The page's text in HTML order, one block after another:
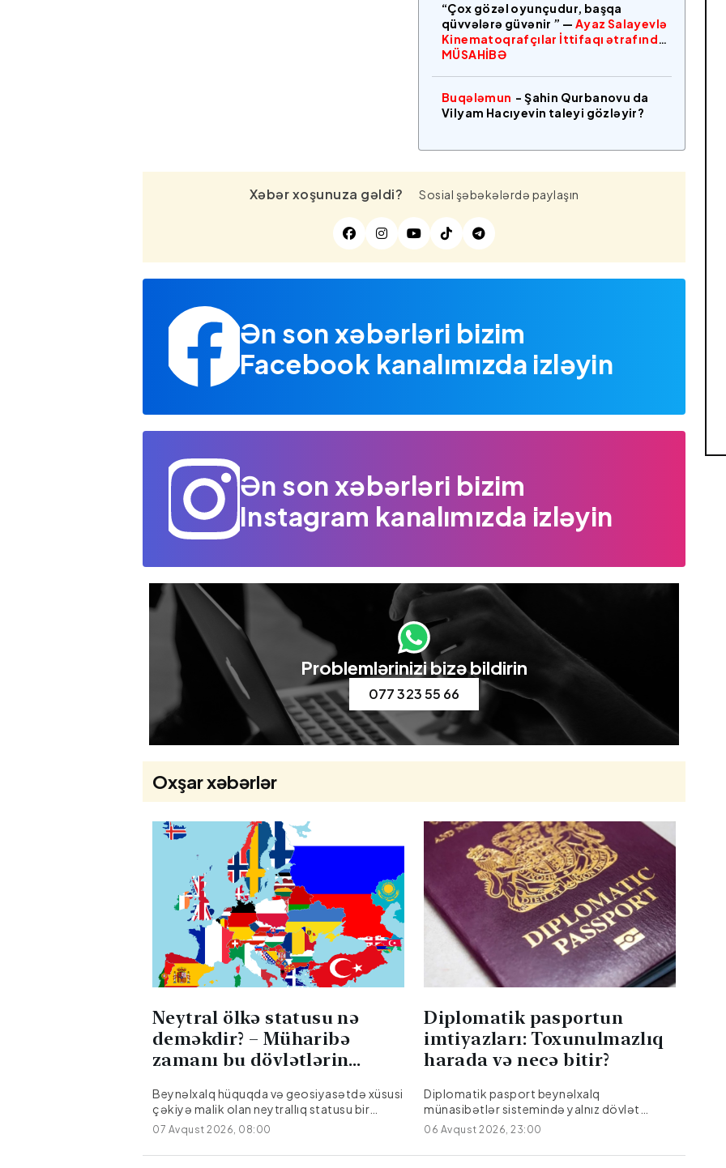
“Çox gözəl oyunçudur, başqa
qüvvələrə güvənir ” — Ayaz Salayevlə
Kinematoqrafçılar İttifaqı ətrafında
MÜSAHİBƏ
Buqələmun - Şahin Qurbanovu da
Vilyam Hacıyevin taleyi gözləyir?
Xəbər xoşunuza gəldi? Sosial şəbəkələrdə paylaşın
Ən son xəbərləri bizim
Facebook kanalımızda izləyin
Ən son xəbərləri bizim
Instagram kanalımızda izləyin
Problemlərinizi bizə bildirin
077 323 55 66
Oxşar xəbərlər
Neytral ölkə statusu nə
deməkdir? – Müharibə
zamanı bu dövlətlərin
Beynəlxalq hüquqda və geosiyasətdə xüsusi
çəkiyə malik olan neytrallıq statusu bir
dövlətin digər ölkələr arasında baş verən
silahlı münaqişələrdən kənarda qalmaq,
hərbi ittifaqlara qoşulmamaq və tərəf
07 Avqust 2026, 08:00
Diplomatik pasportun
imtiyazları: Toxunulmazlıq
harada və necə bitir?
Diplomatik pasport beynəlxalq
münasibətlər sistemində yalnız dövlət
rəsmilərinin və diplomatların şəxsiyyətini
təsdiq edən sənəd deyil, eyni zamanda
xüsusi status və imtiyazlar paketidir.
06 Avqust 2026, 23:00